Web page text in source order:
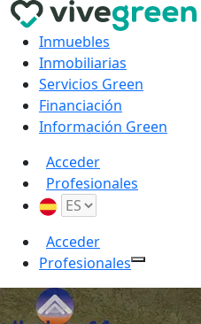
Inmuebles
Inmobiliarias
Servicios Green
Financiación
Información Green
Acceder
Profesionales
Acceder
Profesionales